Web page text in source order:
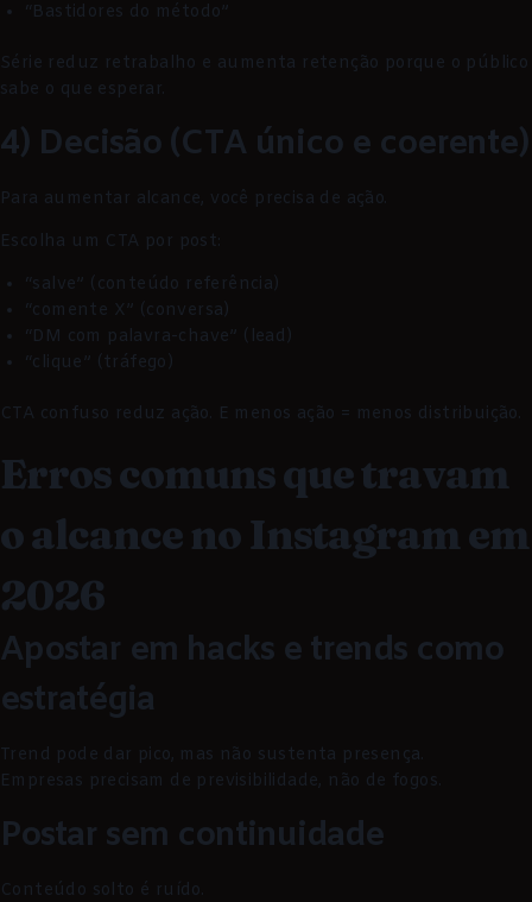
“Bastidores do método”
Série reduz retrabalho e aumenta retenção porque o público
sabe o que esperar.
4) Decisão (CTA único e coerente)
Para aumentar alcance, você precisa de ação.
Escolha um CTA por post:
“salve” (conteúdo referência)
“comente X” (conversa)
“DM com palavra-chave” (lead)
“clique” (tráfego)
CTA confuso reduz ação. E menos ação = menos distribuição.
Erros comuns que travam
o alcance no Instagram em
2026
Apostar em hacks e trends como
estratégia
Trend pode dar pico, mas não sustenta presença.
Empresas precisam de previsibilidade, não de fogos.
Postar sem continuidade
Conteúdo solto é ruído.